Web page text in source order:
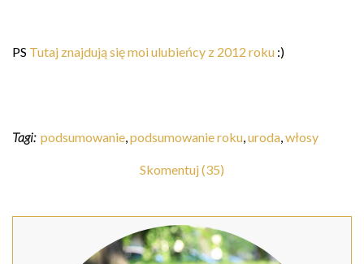
PS Tutaj znajdują się moi ulubieńcy z 2012 roku :)
Tagi: podsumowanie,podsumowanie roku,uroda,włosy
Skomentuj (35)